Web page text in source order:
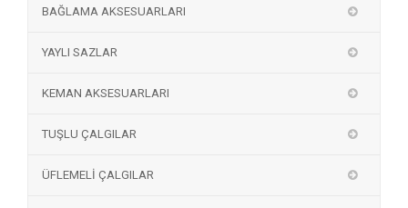
BAĞLAMA AKSESUARLARI
YAYLI SAZLAR
KEMAN AKSESUARLARI
TUŞLU ÇALGILAR
ÜFLEMELİ ÇALGILAR